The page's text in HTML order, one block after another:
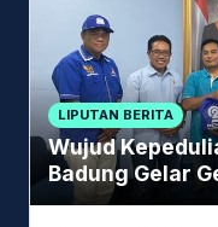
LIPUTAN BERITA
Wujud
Badung Gelar